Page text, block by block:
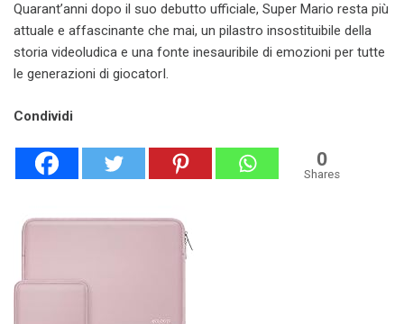
Quarant’anni dopo il suo debutto ufficiale, Super Mario resta più
attuale e affascinante che mai, un pilastro insostituibile della
storia videoludica e una fonte inesauribile di emozioni per tutte
le generazioni di giocatorI.
Condividi
0
Shares